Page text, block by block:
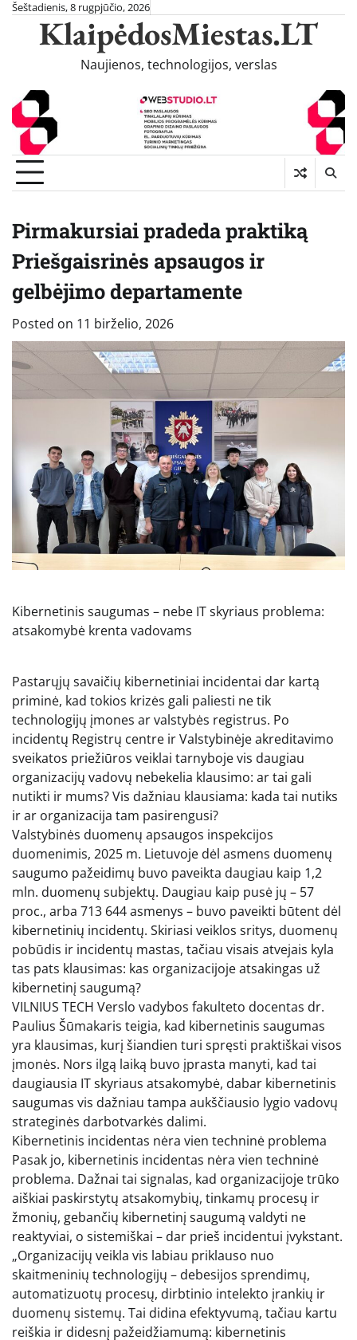
Skip
content
Šeštadienis, 8 rugpjūčio, 2026
KlaipėdosMiestas.LT
Naujienos, technologijos, verslas
Pirmakursiai pradeda praktiką
Priešgaisrinės apsaugos ir
gelbėjimo departamente
Posted on 11 birželio, 2026
Kibernetinis saugumas – nebe IT skyriaus problema:
atsakomybė krenta vadovams
Pastarųjų savaičių kibernetiniai incidentai dar kartą
priminė, kad tokios krizės gali paliesti ne tik
technologijų įmones ar valstybės registrus. Po
incidentų Registrų centre ir Valstybinėje akreditavimo
sveikatos priežiūros veiklai tarnyboje vis daugiau
organizacijų vadovų nebekelia klausimo: ar tai gali
nutikti ir mums? Vis dažniau klausiama: kada tai nutiks
ir ar organizacija tam pasirengusi?
Valstybinės duomenų apsaugos inspekcijos
duomenimis, 2025 m. Lietuvoje dėl asmens duomenų
saugumo pažeidimų buvo paveikta daugiau kaip 1,2
mln. duomenų subjektų. Daugiau kaip pusė jų – 57
proc., arba 713 644 asmenys – buvo paveikti būtent dėl
kibernetinių incidentų. Skiriasi veiklos sritys, duomenų
pobūdis ir incidentų mastas, tačiau visais atvejais kyla
tas pats klausimas: kas organizacijoje atsakingas už
kibernetinį saugumą?
VILNIUS TECH Verslo vadybos fakulteto docentas dr.
Paulius Šūmakaris teigia, kad kibernetinis saugumas
yra klausimas, kurį šiandien turi spręsti praktiškai visos
įmonės. Nors ilgą laiką buvo įprasta manyti, kad tai
daugiausia IT skyriaus atsakomybė, dabar kibernetinis
saugumas vis dažniau tampa aukščiausio lygio vadovų
strateginės darbotvarkės dalimi.
Kibernetinis incidentas nėra vien techninė problema
Pasak jo, kibernetinis incidentas nėra vien techninė
problema. Dažnai tai signalas, kad organizacijoje trūko
aiškiai paskirstytų atsakomybių, tinkamų procesų ir
žmonių, gebančių kibernetinį saugumą valdyti ne
reaktyviai, o sistemiškai – dar prieš incidentui įvykstant.
„Organizacijų veikla vis labiau priklauso nuo
skaitmeninių technologijų – debesijos sprendimų,
automatizuotų procesų, dirbtinio intelekto įrankių ir
duomenų sistemų. Tai didina efektyvumą, tačiau kartu
reiškia ir didesnį pažeidžiamumą: kibernetinis